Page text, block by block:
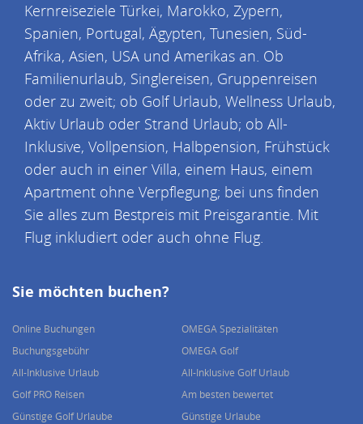
Kernreiseziele Türkei, Marokko, Zypern,
Spanien, Portugal, Ägypten, Tunesien, Süd-
Afrika, Asien, USA und Amerikas an. Ob
Familienurlaub, Singlereisen, Gruppenreisen
oder zu zweit; ob Golf Urlaub, Wellness Urlaub,
Aktiv Urlaub oder Strand Urlaub; ob All-
Inklusive, Vollpension, Halbpension, Frühstück
oder auch in einer Villa, einem Haus, einem
Apartment ohne Verpflegung; bei uns finden
Sie alles zum Bestpreis mit Preisgarantie. Mit
Flug inkludiert oder auch ohne Flug.
Sie möchten buchen?
Online Buchungen
OMEGA Spezialitäten
Buchungsgebühr
OMEGA Golf
All-Inklusive Urlaub
All-Inklusive Golf Urlaub
Golf PRO Reisen
Am besten bewertet
Günstige Golf Urlaube
Günstige Urlaube